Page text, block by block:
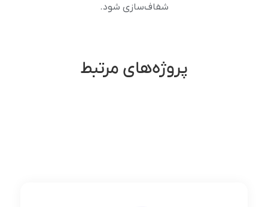
شفاف‌سازی شود.
پروژه‌های مرتبط